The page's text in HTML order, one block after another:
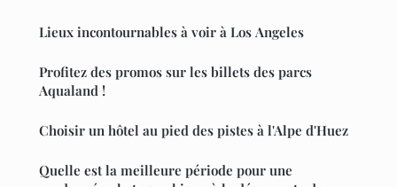
Lieux incontournables à voir à Los Angeles
Profitez des promos sur les billets des parcs
Aqualand !
Choisir un hôtel au pied des pistes à l'Alpe d'Huez
Quelle est la meilleure période pour une